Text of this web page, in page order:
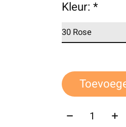
Kleur:*
Aantal: